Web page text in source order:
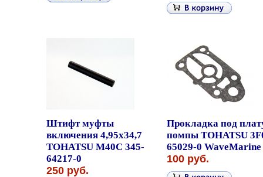
Штифт муфты
включения 4,95x34,7
TOHATSU M40C 345-
64217-0
250 руб.
Прокладка под
помпы TOHATSU
65029-0 WaveMarine
100 руб.